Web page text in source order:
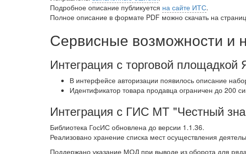
Подробное описание публикуется на сайте ИТС.
Полное описание в формате PDF можно скачать на
Сервисные возможности и
Интеграция с торговой площадкой
В интерфейсе авторизации появилось описание
Идентификатор товара продавца ограничен до 200
Интеграция с ГИС МТ "Честный
Библиотека ГосИС обновлена до версии 1.1.36.
Реализовано хранение списка мест осуществления
Поддержано указание МОД при выводе из оборота для